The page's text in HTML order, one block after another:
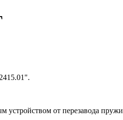
устройством от перезавода